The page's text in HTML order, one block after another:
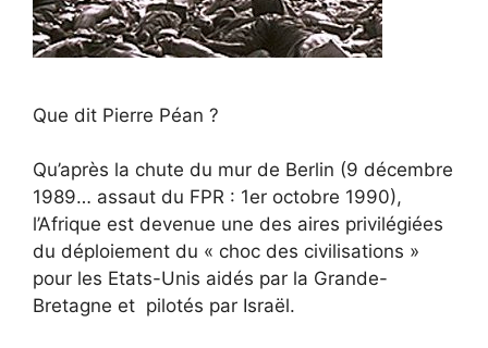
Que dit Pierre Péan ?
Qu’après la chute du mur de Berlin (9 décembre
1989… assaut du FPR : 1er octobre 1990),
l’Afrique est devenue une des aires privilégiées
du déploiement du « choc des civilisations »
pour les Etats-Unis aidés par la Grande-
Bretagne et pilotés par Israël.